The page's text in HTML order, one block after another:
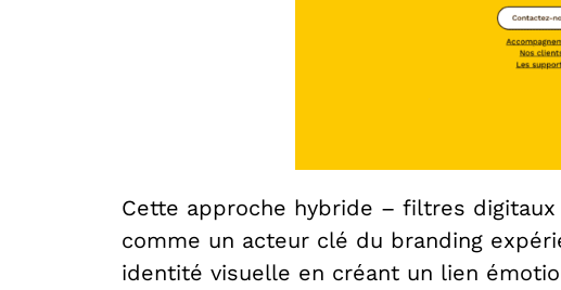
Cette approche hybride – filtres
comme un acteur clé du branding
identité visuelle en créant un lien